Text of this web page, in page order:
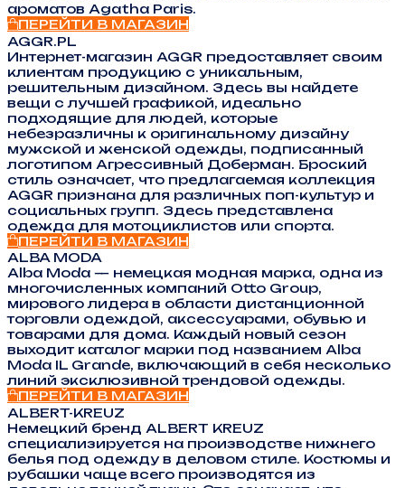
ароматов Agatha Paris.
ПЕРЕЙТИ В МАГАЗИН
AGGR.PL
Интернет-магазин AGGR предоставляет своим
клиентам продукцию с уникальным,
решительным дизайном. Здесь вы найдете
вещи с лучшей графикой, идеально
подходящие для людей, которые
небезразличны к оригинальному дизайну
мужской и женской одежды, подписанный
логотипом Агрессивный Доберман. Броский
стиль означает, что предлагаемая коллекция
AGGR признана для различных поп-культур и
социальных групп. Здесь представлена
одежда для мотоциклистов или спорта.
ПЕРЕЙТИ В МАГАЗИН
ALBA MODA
Alba Moda — немецкая модная марка, одна из
многочисленных компаний Otto Group,
мирового лидера в области дистанционной
торговли одеждой, аксессуарами, обувью и
товарами для дома. Каждый новый сезон
выходит каталог марки под названием Alba
Moda IL Grande, включающий в себя несколько
линий эксклюзивной трендовой одежды.
ПЕРЕЙТИ В МАГАЗИН
ALBERT-KREUZ
Немецкий бренд ALBERT KREUZ
специализируется на производстве нижнего
белья под одежду в деловом стиле. Костюмы и
рубашки чаще всего производятся из